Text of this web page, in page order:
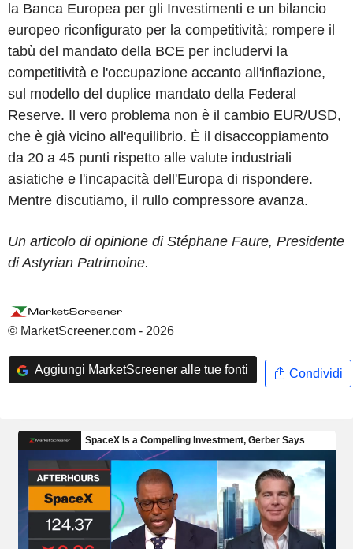
la Banca Europea per gli Investimenti e un bilancio
europeo riconfigurato per la competitività; rompere il
tabù del mandato della BCE per includervi la
competitività e l'occupazione accanto all'inflazione,
sul modello del duplice mandato della Federal
Reserve. Il vero problema non è il cambio EUR/USD,
che è già vicino all'equilibrio. È il disaccoppiamento
da 20 a 45 punti rispetto alle valute industriali
asiatiche e l'incapacità dell'Europa di rispondere.
Mentre discutiamo, il rullo compressore avanza.
Un articolo di opinione di Stéphane Faure, Presidente
di Astyrian Patrimoine.
© MarketScreener.com - 2026
Aggiungi MarketScreener alle tue fonti Condividi